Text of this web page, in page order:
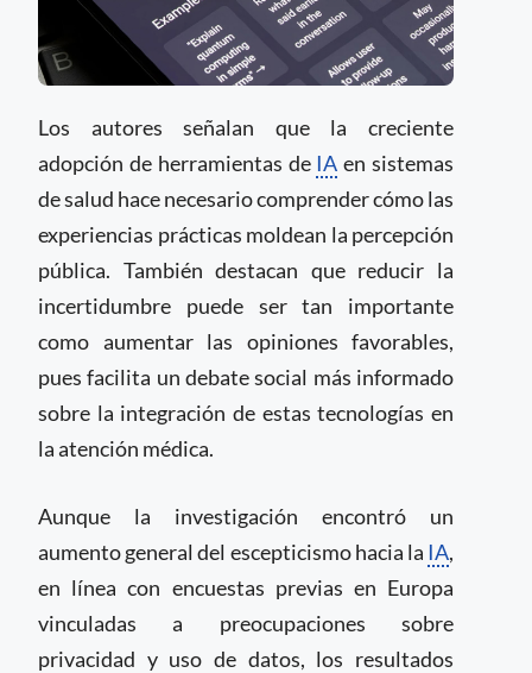
Los autores señalan que la creciente
adopción de herramientas de IA en sistemas
de salud hace necesario comprender cómo las
experiencias prácticas moldean la percepción
pública. También destacan que reducir la
incertidumbre puede ser tan importante
como aumentar las opiniones favorables,
pues facilita un debate social más informado
sobre la integración de estas tecnologías en
la atención médica.
Aunque la investigación encontró un
aumento general del escepticismo hacia la IA,
en línea con encuestas previas en Europa
vinculadas a preocupaciones sobre
privacidad y uso de datos, los resultados